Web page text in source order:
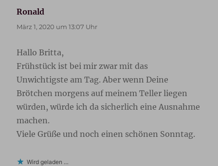
Ronald
März 1, 2020 um 13:07 Uhr
Hallo Britta,
Frühstück ist bei mir zwar mit das
Unwichtigste am Tag. Aber wenn Deine
Brötchen morgens auf meinem Teller liegen
würden, würde ich da sicherlich eine Ausnahme
machen.
Viele Grüße und noch einen schönen Sonntag.
Wird geladen …